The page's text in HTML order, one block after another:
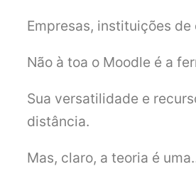
Empresas, instituições
Não à toa o Moodle é a
Sua versatilidade e
distância.
Mas, claro, a teoria é